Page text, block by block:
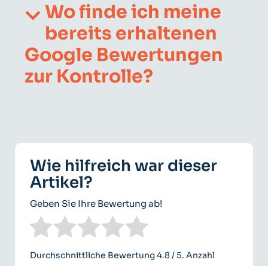
Wo finde ich meine
bereits erhaltenen
Google Bewertungen
zur Kontrolle?
Wie hilfreich war dieser
Artikel?
Geben Sie Ihre Bewertung ab!
Durchschnittliche Bewertung4.8/ 5. Anzahl